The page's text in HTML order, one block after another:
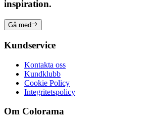
inspiration.
Gå med
Kundservice
Kontakta oss
Kundklubb
Cookie Policy
Integritetspolicy
Om Colorama